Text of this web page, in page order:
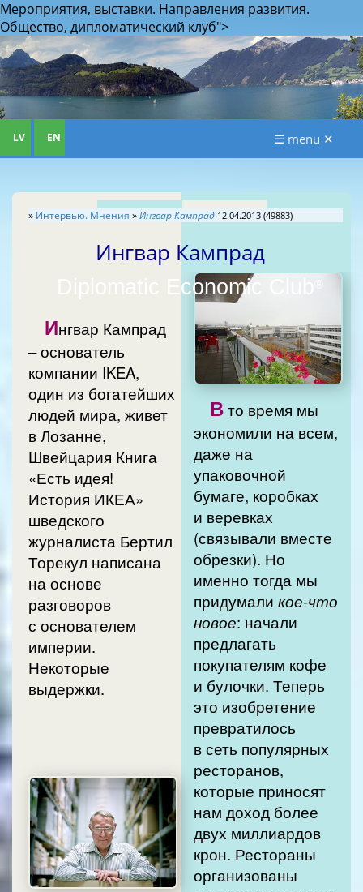
Мероприятия, выставки. Направления развития.
Общество, дипломатический клуб">
Diplomatic Economic Club
LV EN ☰ menu ✕
» Интервью. Мнения »Ингвар Кампрад 12.04.2013 (49883)
Ингвар Кампрад
Ингвар Кампрад
– основатель
компании IKEA,
один из богатейших
людей мира, живет
в Лозанне,
Швейцария Книга
«Есть идея!
История ИКЕА»
шведского
журналиста Бертил
Торекул написана
на основе
разговоров
с основателем
империи.
Некоторые
выдержки.
Вто время мы
экономили на всем,
даже на
упаковочной
бумаге, коробках
и веревках
(связывали вместе
обрезки). Но
именно тогда мы
придумали кое-что
новое: начали
предлагать
покупателям кофе
и булочки. Теперь
это изобретение
превратилось
в сеть популярных
ресторанов,
которые приносят
нам доход более
двух миллиардов
крон. Рестораны
организованы